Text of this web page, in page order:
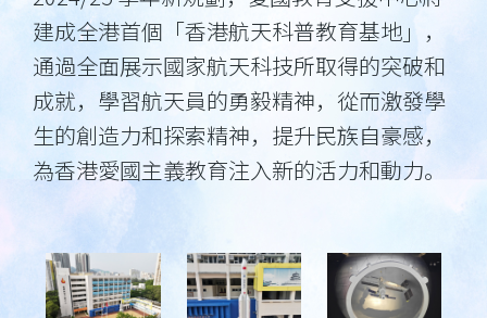
建成全港首個「香港航天科普教育基地」，
通過全面展示國家航天科技所取得的突破和
成就，學習航天員的勇毅精神，從而激發學
生的創造力和探索精神，提升民族自豪感，
為香港愛國主義教育注入新的活力和動力。